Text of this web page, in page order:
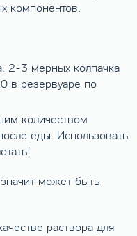
компонентов.
2-3 мерных колпачка
в резервуаре по
количеством
еды. Использовать
может быть
раствора для